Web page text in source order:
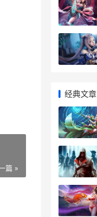
篇 »
经典文章